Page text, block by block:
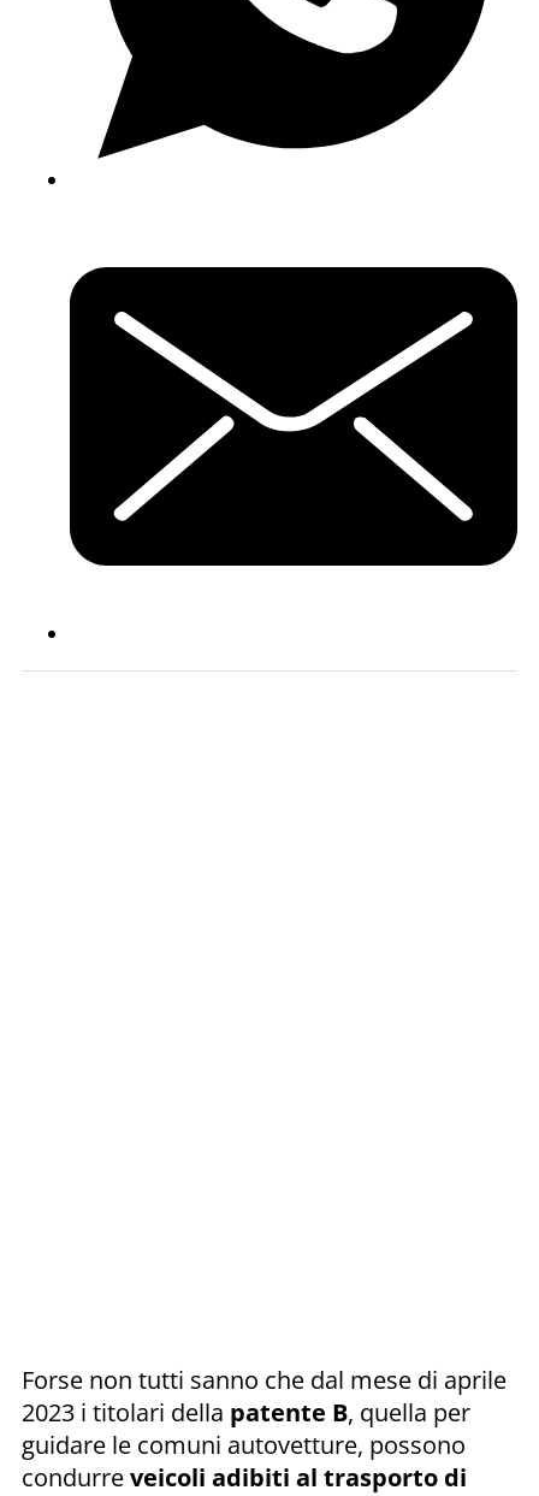
Forse non tutti sanno che dal mese di aprile
2023 i titolari della patente B, quella per
guidare le comuni autovetture, possono
condurreveicoli adibiti al trasporto di